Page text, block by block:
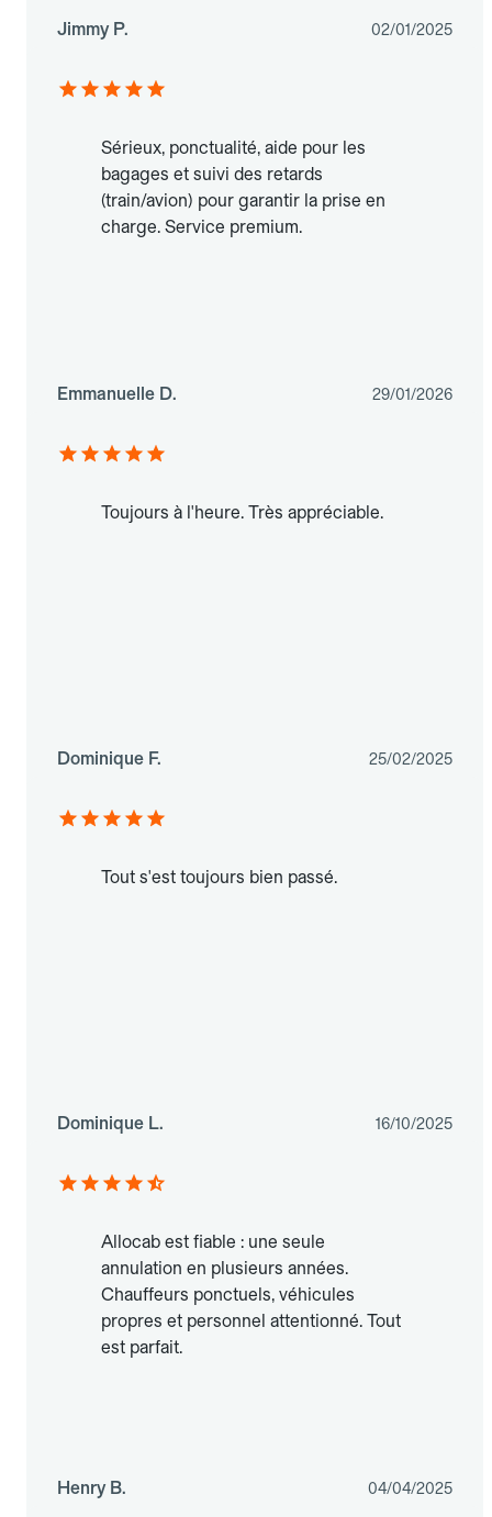
Jimmy P. 02/01/2025
Sérieux, ponctualité, aide pour les
bagages et suivi des retards
(train/avion) pour garantir la prise en
charge. Service premium.
Emmanuelle D. 29/01/2026
Toujours à l'heure. Très appréciable.
Dominique F. 25/02/2025
Tout s'est toujours bien passé.
Dominique L. 16/10/2025
Allocab est fiable : une seule
annulation en plusieurs années.
Chauffeurs ponctuels, véhicules
propres et personnel attentionné. Tout
est parfait.
Henry B. 04/04/2025